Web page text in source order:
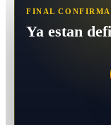
FINAL
Ya estan